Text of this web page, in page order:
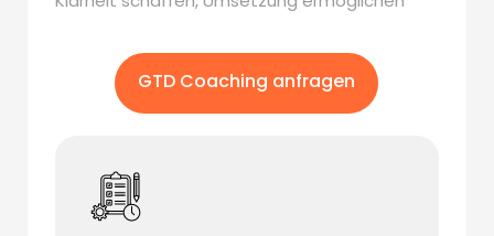
GTD Coaching anfragen